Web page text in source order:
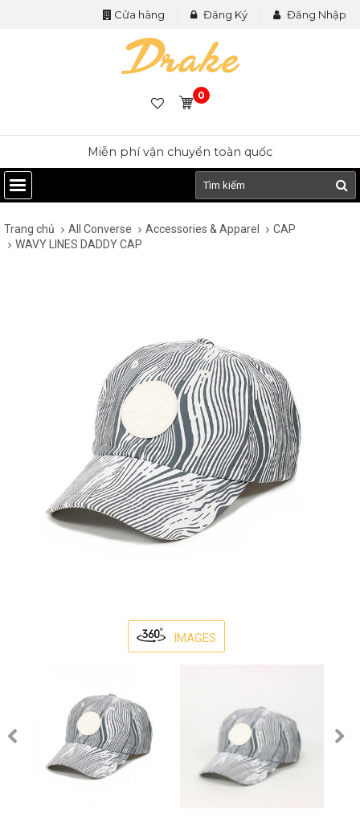
Cửa hàng Đăng Ký Đăng Nhập
0
Miễn phí vận chuyển toàn quốc
Trang chủ All Converse Accessories & Apparel
CAP
WAVY LINES DADDY CAP
IMAGES